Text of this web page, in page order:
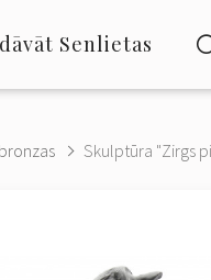
Senlietas
Skulptūra "Zirgs